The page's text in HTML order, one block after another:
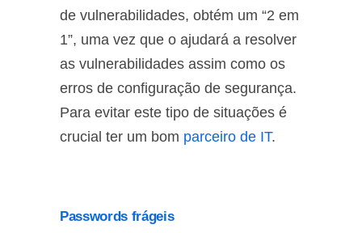
de vulnerabilidades, obtém um “2 em
1”, uma vez que o ajudará a resolver
as vulnerabilidades assim como os
erros de configuração de segurança.
Para evitar este tipo de situações é
crucial ter um bom parceiro de IT.
Passwords frágeis